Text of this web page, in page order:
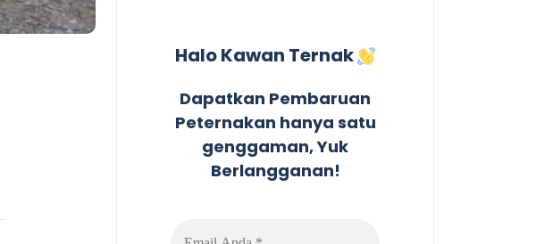
Halo Kawan Ternak
Dapatkan Pembaruan
Peternakan hanya satu
genggaman, Yuk
Berlangganan!